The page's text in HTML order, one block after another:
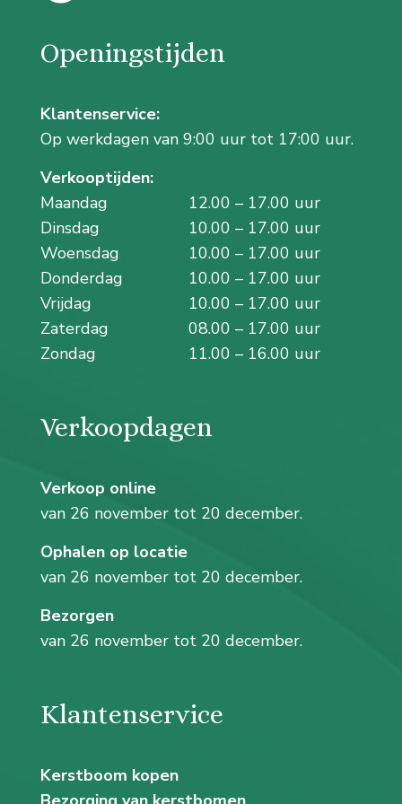
Openingstijden
Klantenservice:
Op werkdagen van 9:00 uur tot 17:00 uur.
Verkooptijden:
Maandag
12.00 – 17.00 uur
Dinsdag
10.00 – 17.00 uur
Woensdag
10.00 – 17.00 uur
Donderdag
10.00 – 17.00 uur
Vrijdag
10.00 – 17.00 uur
Zaterdag
08.00 – 17.00 uur
Zondag
11.00 – 16.00 uur
Verkoopdagen
Verkoop online
van 26 november tot 20 december.
Ophalen op locatie
van 26 november tot 20 december.
Bezorgen
van 26 november tot 20 december.
Klantenservice
Kerstboom kopen